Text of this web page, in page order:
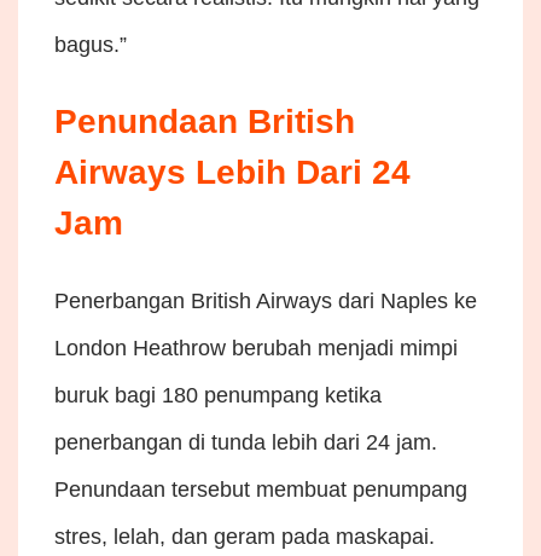
bagus.”
Penundaan British
Airways Lebih Dari 24
Jam
Penerbangan British Airways dari Naples ke
London Heathrow berubah menjadi mimpi
buruk bagi 180 penumpang ketika
penerbangan di tunda lebih dari 24 jam.
Penundaan tersebut membuat penumpang
stres, lelah, dan geram pada maskapai.